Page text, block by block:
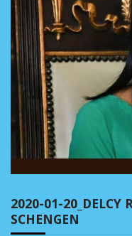
2020-01-20_DELCY
SCHENGEN